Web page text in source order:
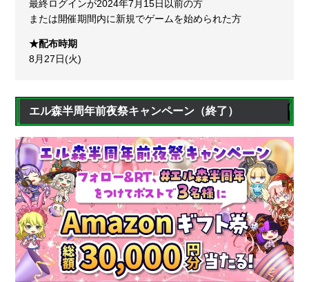
最終ログインが2024年7月15日以前の方
または開催期間内に新規でゲームを始められた方
★配布時期
8月27日(火)
エル森半周年前夜祭キャンペーン（終了）